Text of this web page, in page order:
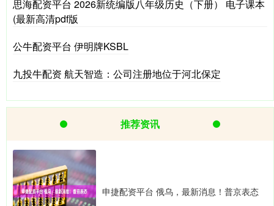
思海配资平台 2026新统编版八年级历史（下册） 电子课本
(最新高清pdf版
公牛配资平台 伊明牌KSBL
九投牛配资 航天智造：公司注册地位于河北保定
推荐资讯
申捷配资平台 俄乌，最新消息！普京表态